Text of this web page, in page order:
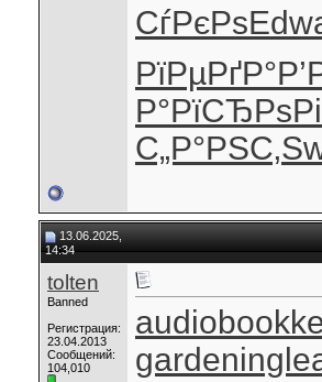
СѓРєРѕ
РїРµРґР°
Р°РїСЂРѕРі
С„Р°РЅС‚
13.06.2025,
14:34
tolten
Banned
Регистрация:
23.04.2013
Сообщений:
104,010